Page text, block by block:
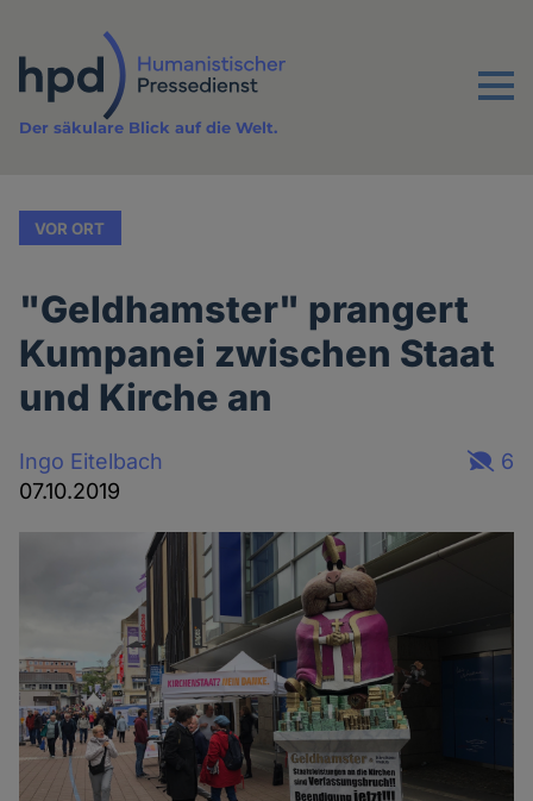
Inhalt
Menu
Der säkulare Blick auf die Welt.
VOR ORT
"Geldhamster" prangert
Kumpanei zwischen Staat
und Kirche an
Ingo Eitelbach
07.10.2019
6